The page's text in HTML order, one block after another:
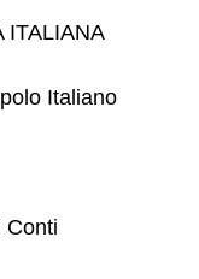
ITALIANA
Italiano
Conti